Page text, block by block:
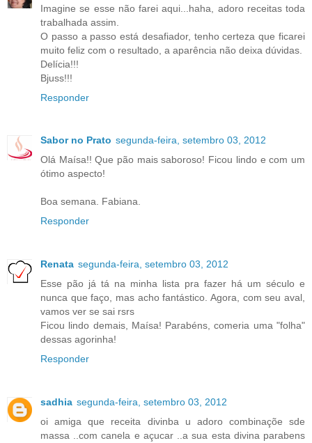
Imagine se esse não farei aqui...haha, adoro receitas toda
trabalhada assim.
O passo a passo está desafiador, tenho certeza que ficarei
muito feliz com o resultado, a aparência não deixa dúvidas.
Delícia!!!
Bjuss!!!
Responder
Sabor no Prato segunda-feira, setembro 03, 2012
Olá Maísa!! Que pão mais saboroso! Ficou lindo e com um
ótimo aspecto!
Boa semana. Fabiana.
Responder
Renata segunda-feira, setembro 03, 2012
Esse pão já tá na minha lista pra fazer há um século e
nunca que faço, mas acho fantástico. Agora, com seu aval,
vamos ver se sai rsrs
Ficou lindo demais, Maísa! Parabéns, comeria uma "folha"
dessas agorinha!
Responder
sadhia segunda-feira, setembro 03, 2012
oi amiga que receita divinba u adoro combinaçõe sde
massa ..com canela e açucar ..a sua esta divina parabens